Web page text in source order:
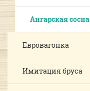
Ангарская сосна
Евровагонка
Имитация бруса